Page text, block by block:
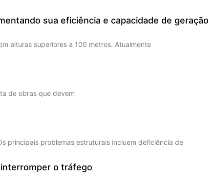
sua eficiência e capacidade de geração
alturas superiores a 100 metros. Atualmente
de obras que devem
principais problemas estruturais incluem deficiência de
interromper o tráfego